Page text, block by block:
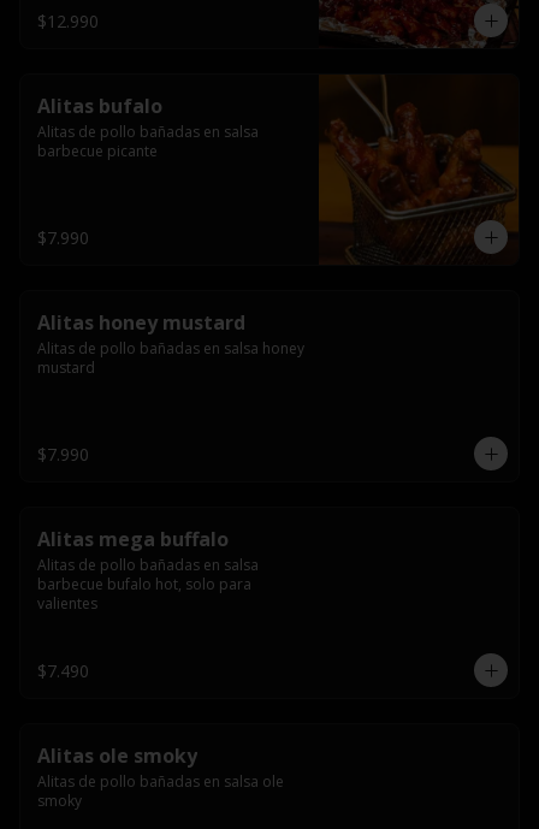
$12.990
Alitas bufalo
Alitas de pollo bañadas en salsa
barbecue picante
$7.990
Alitas honey mustard
Alitas de pollo bañadas en salsa honey
mustard
$7.990
Alitas mega buffalo
Alitas de pollo bañadas en salsa
barbecue bufalo hot, solo para
valientes
$7.490
Alitas ole smoky
Alitas de pollo bañadas en salsa ole
smoky